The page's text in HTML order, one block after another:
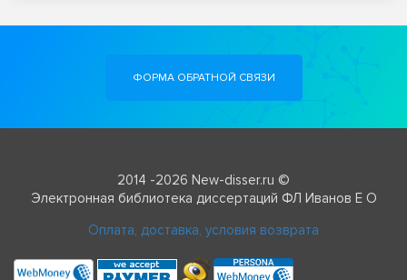
ФОРМА ОБРАТНОЙ СВЯЗИ
2014 -2026 New-disser.ru ©
Электронная библиотека диссертаций ФЛ Иванов Е О
Оплата, доставка, условия возврата